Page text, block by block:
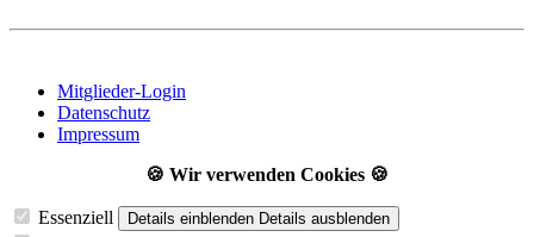
Mitglieder-Login
Datenschutz
Impressum
🍪 Wir verwenden Cookies 🍪
Essenziell Details einblenden Details ausblenden